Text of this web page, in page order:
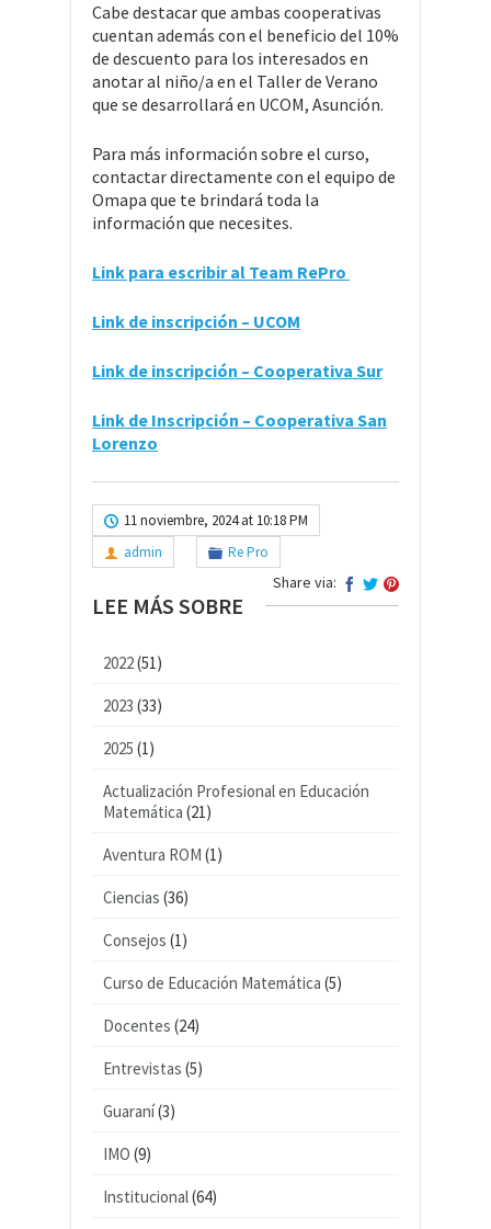
Cabe destacar que ambas cooperativas
cuentan además con el beneficio del 10%
de descuento para los interesados en
anotar al niño/a en el Taller de Verano
que se desarrollará en UCOM, Asunción.
Para más información sobre el curso,
contactar directamente con el equipo de
Omapa que te brindará toda la
información que necesites.
Link para escribir al Team RePro
Link de inscripción – UCOM
Link de inscripción – Cooperativa Sur
Link de Inscripción – Cooperativa San
Lorenzo
11 noviembre, 2024 at 10:18 PM
admin
Re Pro
Share via:
LEE MÁS SOBRE
2022(51)
2023 (33)
2025 (1)
Actualización Profesional en Educación
Matemática (21)
Aventura ROM (1)
Ciencias (36)
Consejos (1)
Curso de Educación Matemática (5)
Docentes (24)
Entrevistas (5)
Guaraní(3)
IMO (9)
Institucional(64)